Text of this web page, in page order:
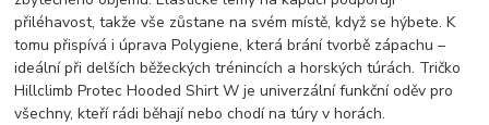
přiléhavost, takže vše zůstane na svém místě, když se hýbete. K
tomu přispívá i úprava Polygiene, která brání tvorbě zápachu –
ideální při delších běžeckých trénincích a horských túrách. Tričko
Hillclimb Protec Hooded Shirt W je univerzální funkční oděv pro
všechny, kteří rádi běhají nebo chodí na túry v horách.